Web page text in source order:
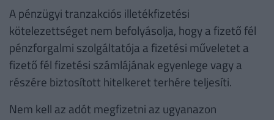
A pénzügyi tranzakciós illetékfizetési
kötelezettséget nem befolyásolja, hogy a fizető fél
pénzforgalmi szolgáltatója a fizetési műveletet a
fizető fél fizetési számlájának egyenlege vagy a
részére biztosított hitelkeret terhére teljesíti.
Nem kell az adót megfizetni az ugyanazon